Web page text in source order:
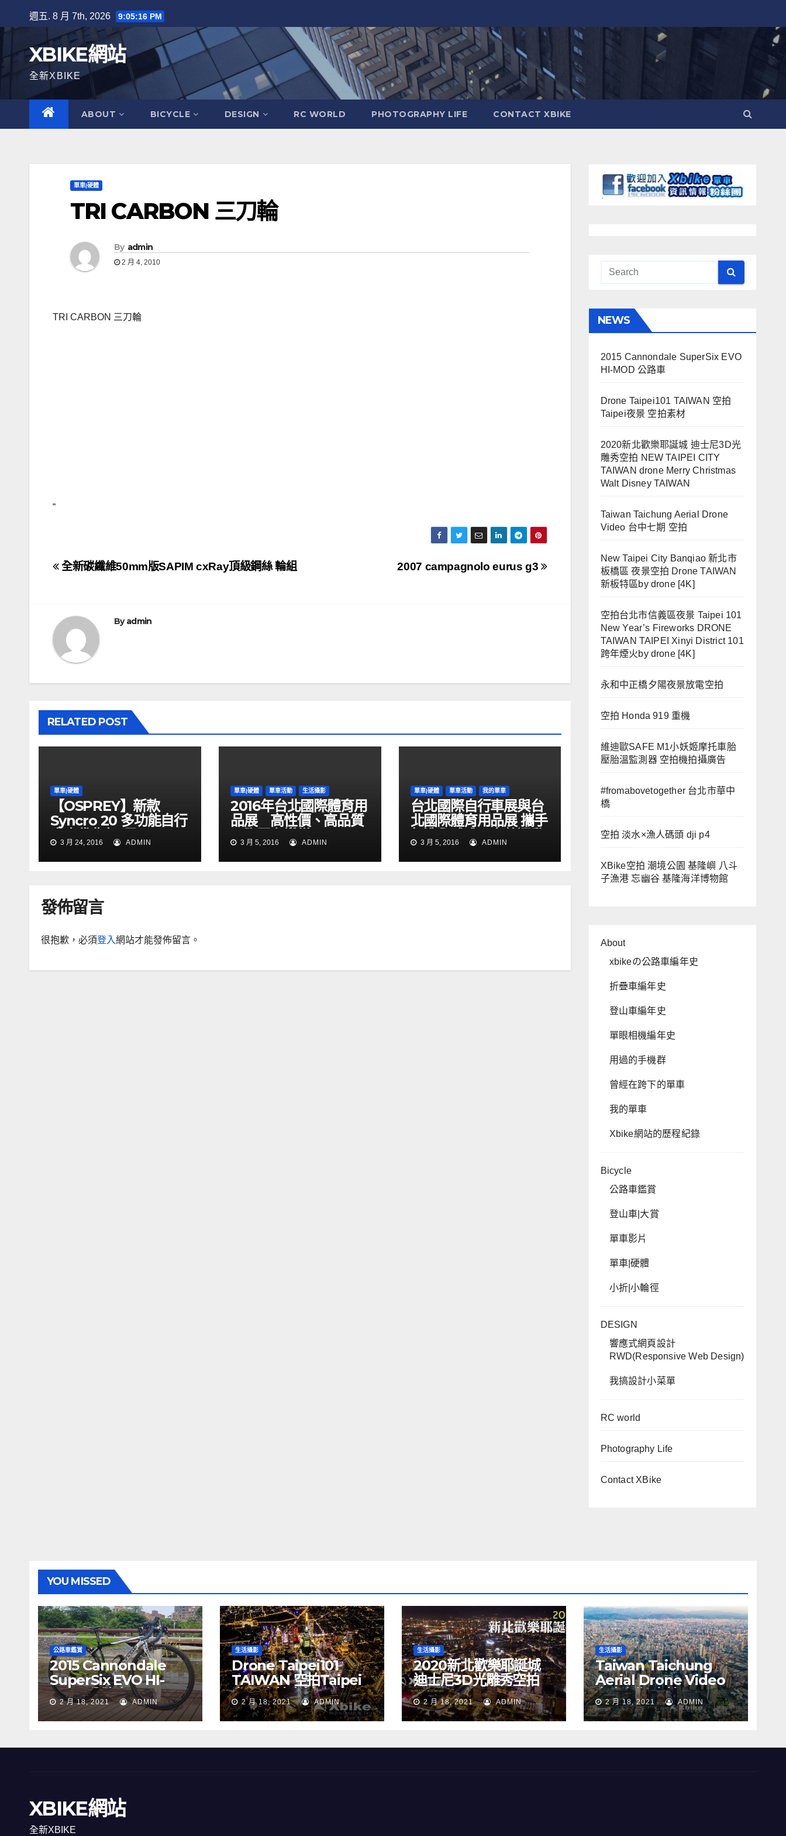
to
週五. 8 月 7th, 2026 9:05:17 PM
XBIKE網站
全新XBIKE
ABOUT BICYCLE DESIGN RC WORLD PHOTOGRAPHY LIFE CONTACT XBIKE
單車|硬體
TRI CARBON 三刀輪
By admin
2 月 4, 2010
TRI CARBON 三刀輪
“
文
導
覽
2007 campagnolo eurus g3
全新碳纖維50mm版SAPIM cxRay頂級鋼絲 輪組
Byadmin
RELATED POST
單車|硬體
【OSPREY】新款
Syncro 20 多功能自行
車水袋背包_黑
3 月 24, 2016 ADMIN
單車|硬體 單車活動 生活攝影
2016年台北國際體育用
品展 高性價、高品質
國際買主讚賞
3 月 5, 2016 ADMIN
單車|硬體 單車活動 我的單車
台北國際自行車展與台
北國際體育用品展 攜手
打造全球唯一完整運動
產業採購平台
3 月 5, 2016 ADMIN
發佈留言
很抱歉，必須登入網站才能發佈留言。
NEWS
2015 Cannondale SuperSix EVO
HI-MOD 公路車
Drone Taipei101 TAIWAN 空拍
Taipei夜景 空拍素材
2020新北歡樂耶誕城 迪士尼3D光
雕秀空拍 NEW TAIPEI CITY
TAIWAN drone Merry Christmas
Walt Disney TAIWAN
Taiwan Taichung Aerial Drone
Video 台中七期 空拍
New Taipei City Banqiao 新北市
板橋區 夜景空拍 Drone TAIWAN
新板特區by drone [4K]
空拍台北市信義區夜景 Taipei 101
New Year’s Fireworks DRONE
TAIWAN TAIPEI Xinyi District 101
跨年煙火by drone [4K]
永和中正橋夕陽夜景放電空拍
空拍 Honda 919 重機
維迪歐SAFE M1小妖姬摩托車胎
壓胎溫監測器 空拍機拍攝廣告
#fromabovetogether 台北市華中
橋
空拍 淡水×漁人碼頭 dji p4
XBike空拍 潮境公園 基隆嶼 八斗
子漁港 忘幽谷 基隆海洋博物館
About
xbikeの公路車編年史
折疊車編年史
登山車編年史
單眼相機編年史
用過的手機群
曾經在跨下的單車
我的單車
Xbike網站的歷程紀錄
Bicycle
公路車鑑賞
登山車|大賞
單車影片
單車|硬體
小折|小輪徑
DESIGN
響應式網頁設計
RWD(Responsive Web Design)
我搞設計小菜單
RC world
Photography Life
Contact XBike
YOU MISSED
公路車鑑賞
2015 Cannondale
SuperSix EVO HI-
MOD 公路車
2 月 18, 2021 ADMIN
生活攝影
Drone Taipei101
TAIWAN 空拍Taipei
夜景 空拍素材
2 月 18, 2021 ADMIN
生活攝影
2020新北歡樂耶誕城
迪士尼3D光雕秀空拍
NEW TAIPEI CITY
TAIWAN drone
Merry Christmas
TAIWAN
2 月 18, 2021 ADMIN
生活攝影
Taiwan Taichung
Aerial Drone Video
台中七期 空拍
2 月 18, 2021 ADMIN
XBIKE網站
全新XBIKE